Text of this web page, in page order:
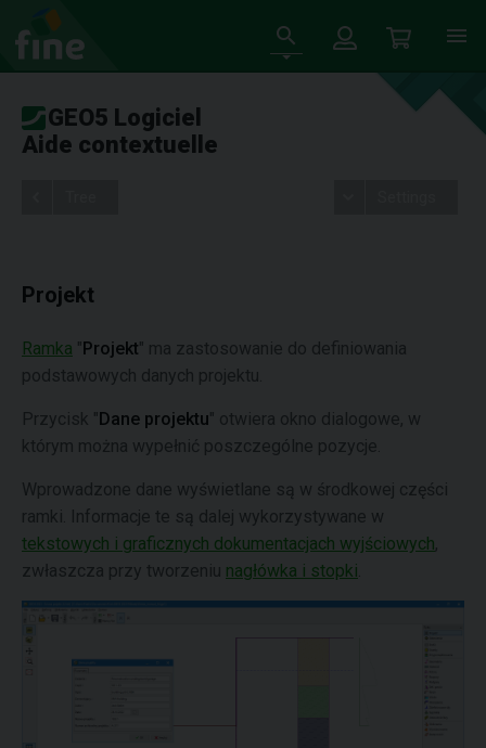
GEO5 Logiciel
Aide contextuelle
Projekt
Ramka "Projekt" ma zastosowanie do definiowania
podstawowych danych projektu.
Przycisk "Dane projektu" otwiera okno dialogowe, w
którym można wypełnić poszczególne pozycje.
Wprowadzone dane wyświetlane są w środkowej części
ramki. Informacje te są dalej wykorzystywane w
tekstowych i graficznych dokumentacjach wyjściowych,
zwłaszcza przy tworzeniu nagłówka i stopki